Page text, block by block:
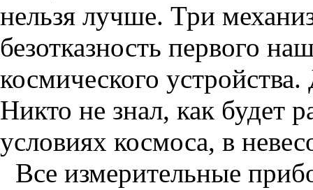
нельзя лучше. Три
безотказность первого
космического
Никто не знал, как будет
условиях космоса, в
Все измерительные